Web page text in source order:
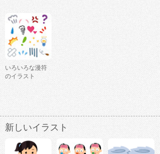
いろいろな漫符
のイラスト
新しいイラスト